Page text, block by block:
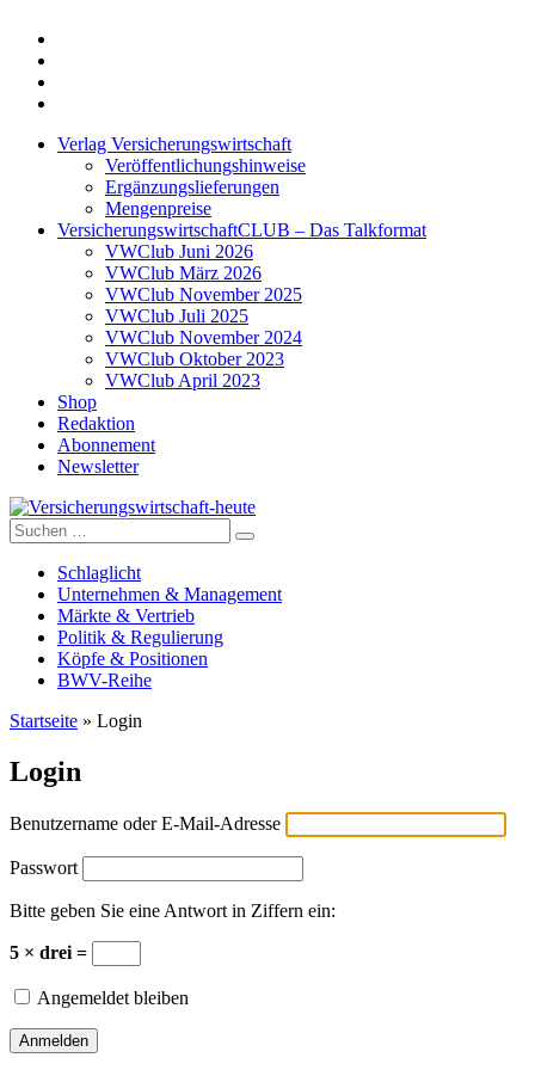
Verlag Versicherungswirtschaft
Veröffentlichungshinweise
Ergänzungslieferungen
Mengenpreise
VersicherungswirtschaftCLUB – Das Talkformat
VWClub Juni 2026
VWClub März 2026
VWClub November 2025
VWClub Juli 2025
VWClub November 2024
VWClub Oktober 2023
VWClub April 2023
Shop
Redaktion
Abonnement
Newsletter
Versicherungswirtschaft-heute
Suche
nach:
Schlaglicht
Unternehmen & Management
Märkte & Vertrieb
Politik & Regulierung
Köpfe & Positionen
BWV-Reihe
Startseite » Login
Login
Benutzername oder E-Mail-Adresse
Passwort
Bitte geben Sie eine Antwort in Ziffern ein:
5 × drei =
Angemeldet bleiben